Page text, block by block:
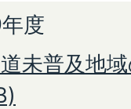
度
未普及地